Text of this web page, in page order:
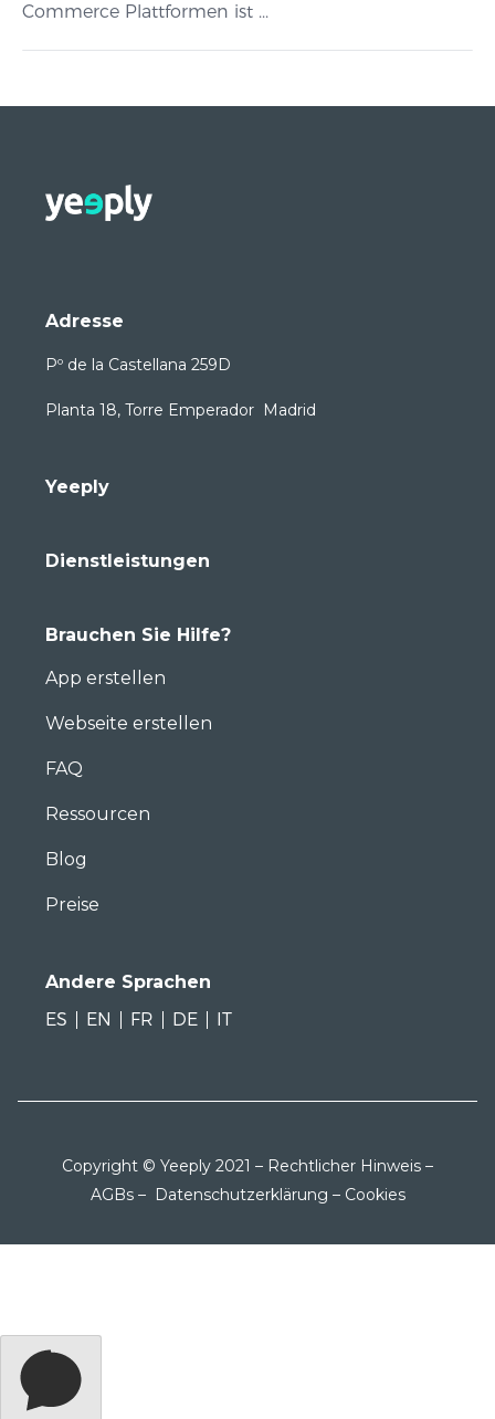
Commerce Plattformen ist ...
Adresse
Pº de la Castellana 259D
Planta 18, Torre Emperador Madrid
Yeeply
Dienstleistungen
Brauchen Sie Hilfe?
App erstellen
Webseite erstellen
FAQ
Ressourcen
Blog
Preise
Andere Sprachen
ES
EN FR DE IT
Copyright © Yeeply 2021 – Rechtlicher Hinweis –
AGBs– Datenschutzerklärung – Cookies